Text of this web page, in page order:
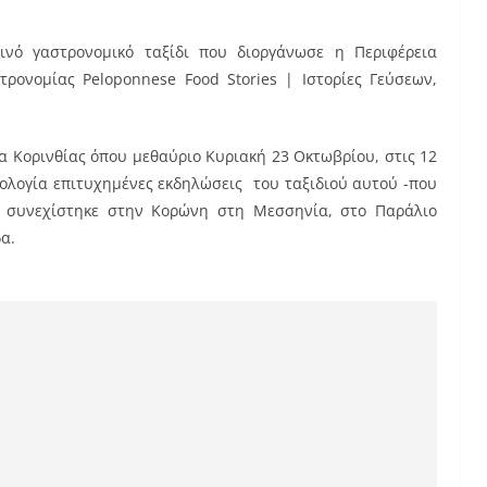
γαστρονομικό ταξίδι που διοργάνωσε η Περιφέρεια
Peloponnese Food Stories | Ιστορίες Γεύσεων,
Κορινθίας όπου μεθαύριο Κυριακή 23 Οκτωβρίου, στις 12
επιτυχημένες εκδηλώσεις του ταξιδιού αυτού -που
στην Κορώνη στη Μεσσηνία, στο Παράλιο